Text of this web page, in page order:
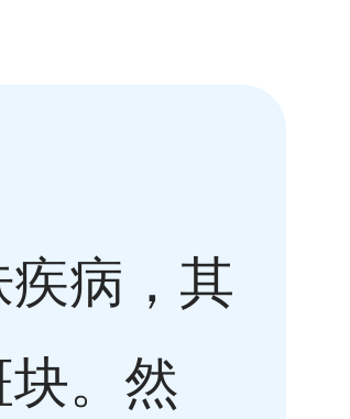
病，其
。然